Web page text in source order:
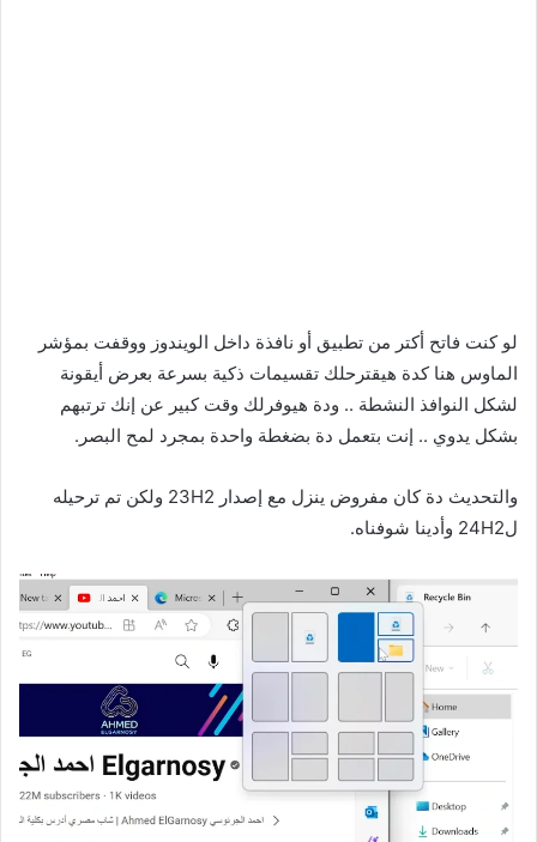
لو كنت فاتح أكتر من تطبيق أو نافذة داخل الويندوز ووقفت بمؤشر
الماوس هنا كدة هيقترحلك تقسيمات ذكية بسرعة بعرض أيقونة
لشكل النوافذ النشطة .. ودة هيوفرلك وقت كبير عن إنك ترتبهم
بشكل يدوي .. إنت بتعمل دة بضغطة واحدة بمجرد لمح البصر.
والتحديث دة كان مفروض ينزل مع إصدار 23H2 ولكن تم ترحيله
ل24H2 وأدينا شوفناه.